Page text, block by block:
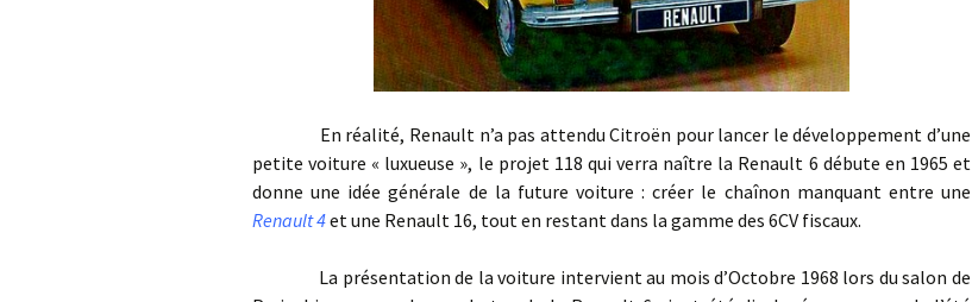
En réalité, Renault n’a pas attendu Citroën pour lancer le développement d’une
petite voiture « luxueuse », le projet 118 qui verra naître la Renault 6 débute en 1965 et
donne une idée générale de la future voiture : créer le chaînon manquant entre une
Renault 4et une Renault 16, tout en restant dans la gamme des 6CV fiscaux.
La présentation de la voiture intervient au mois d’Octobre 1968 lors du salon de